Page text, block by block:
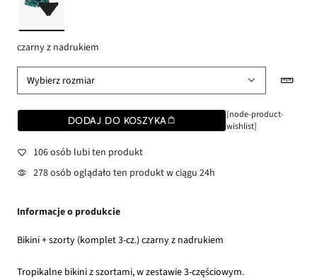
czarny z nadrukiem
Wybierz rozmiar
DODAJ DO KOSZYKA
[node-product-
wishlist]
106 osób lubi ten produkt
278 osób oglądało ten produkt w ciągu 24h
Informacje o produkcie
Bikini + szorty (komplet 3-cz.) czarny z nadrukiem
Tropikalne bikini z szortami, w zestawie 3-częściowym.